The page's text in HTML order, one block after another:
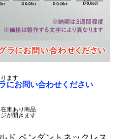
ます
にお問い合わせください
庫あり商品
が開きます